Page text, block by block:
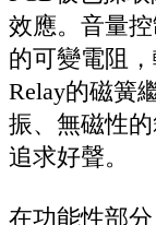
效應。音量
的可變電阻
Relay的磁簧
振、無磁性
追求好聲。
在功能性部